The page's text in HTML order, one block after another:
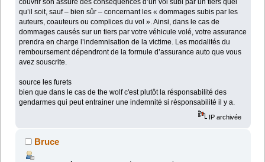
couvrir son assuré des conséquences d’un vol subi par un tiers quel
qu’il soit, sauf – bien sûr – concernant les « dommages subis par les
auteurs, coauteurs ou complices du vol ». Ainsi, dans le cas de
dommages causés sur un tiers par votre véhicule volé, votre assurance
prendra en charge l’indemnisation de la victime. Les modalités du
remboursement dépendront de la formule d’assurance auto que vous
avez souscrite.
source les furets
bien que dans le cas de the wolf c'est plutôt la résponsabilité des
gendarmes qui peut entrainer une indemnité si résponsabilité il y a.
IP archivée
Bruce